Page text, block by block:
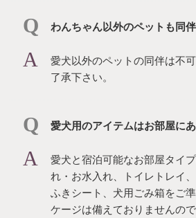
わんちゃん以外のペットも同
愛犬以外のペットの同伴は不
了承下さい。
愛犬用のアイテムはお部屋に
愛犬と宿泊可能なお部屋タイ
れ・お水入れ、トイレトレイ
ふきシート、犬用ごみ箱をご
ケージは備えておりませんの